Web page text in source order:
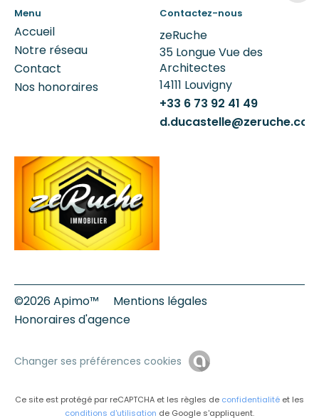
Menu
Accueil
Notre réseau
Contact
Nos honoraires
Contactez-nous
zeRuche
35 Longue Vue des
Architectes
14111 Louvigny
+33 6 73 92 41 49
d.ducastelle@zeruche.com
©2026 Apimo™
Mentions légales
Honoraires d'agence
Changer ses préférences cookies
Ce site est protégé par reCAPTCHA et les règles de confidentialité et les
conditions d'utilisation de Google s'appliquent.